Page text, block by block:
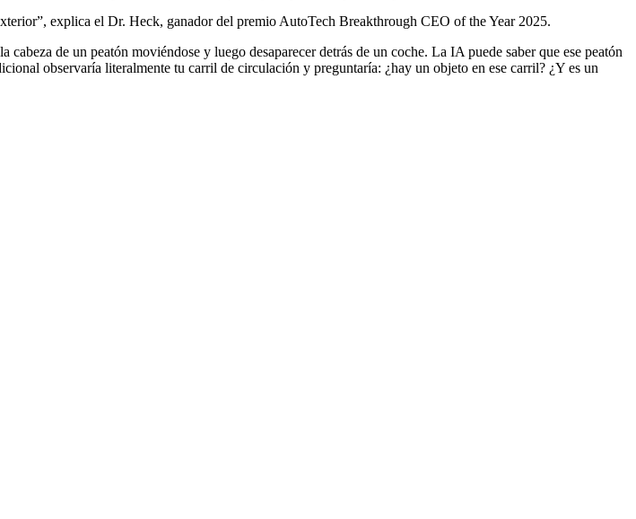
explica el Dr. Heck, ganador del premio AutoTech Breakthrough CEO of the Year 2025.
de un peatón moviéndose y luego desaparecer detrás de un coche. La IA puede saber que ese peatón
observaría literalmente tu carril de circulación y preguntaría: ¿hay un objeto en ese carril? ¿Y es un